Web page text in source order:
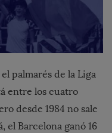
palmarés de la Liga
entre los cuatro
desde 1984 no sale
el Barcelona ganó 16